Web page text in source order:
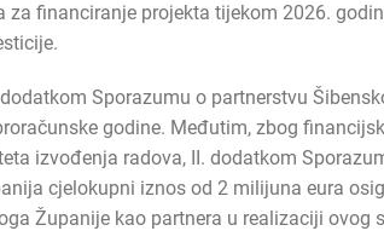
za financiranje projekta tijekom 2026.
Sporazumu o partnerstvu
godine. Međutim, zbog
izvođenja radova, II. dodatkom
cjelokupni iznos od 2 milijuna eura
Županije kao partnera u realizaciji ovog